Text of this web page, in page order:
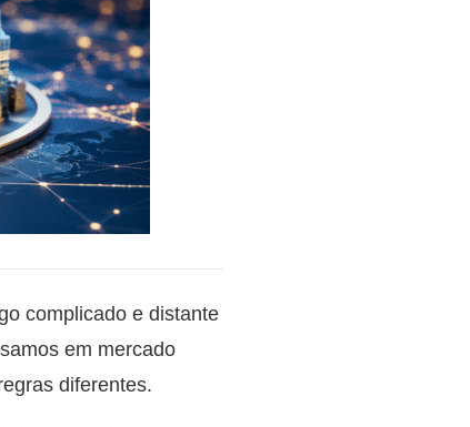
complicado e distante
em mercado
diferentes.